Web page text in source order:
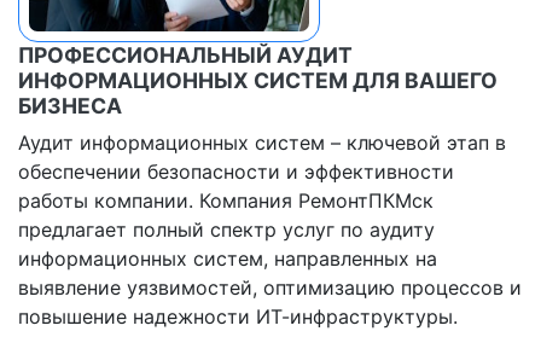
ПРОФЕССИОНАЛЬНЫЙ АУДИТ
ИНФОРМАЦИОННЫХ СИСТЕМ ДЛЯ ВАШЕГО
БИЗНЕСА
Аудит информационных систем – ключевой этап в
обеспечении безопасности и эффективности
работы компании. Компания РемонтПКМск
предлагает полный спектр услуг по аудиту
информационных систем, направленных на
выявление уязвимостей, оптимизацию процессов и
повышение надежности ИТ-инфраструктуры.